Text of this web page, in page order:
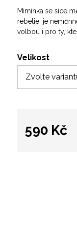
Miminka se sice
rebelie, je
volbou i pro ty,
Velikost
590 Kč